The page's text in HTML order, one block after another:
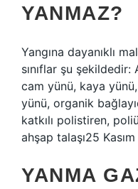
YANMAZ?
Yangına dayanıklı
sınıflar şu şekildedir:
cam yünü, kaya
yünü, organik
katkılı polistiren,
ahşap talaşı25
YANMA